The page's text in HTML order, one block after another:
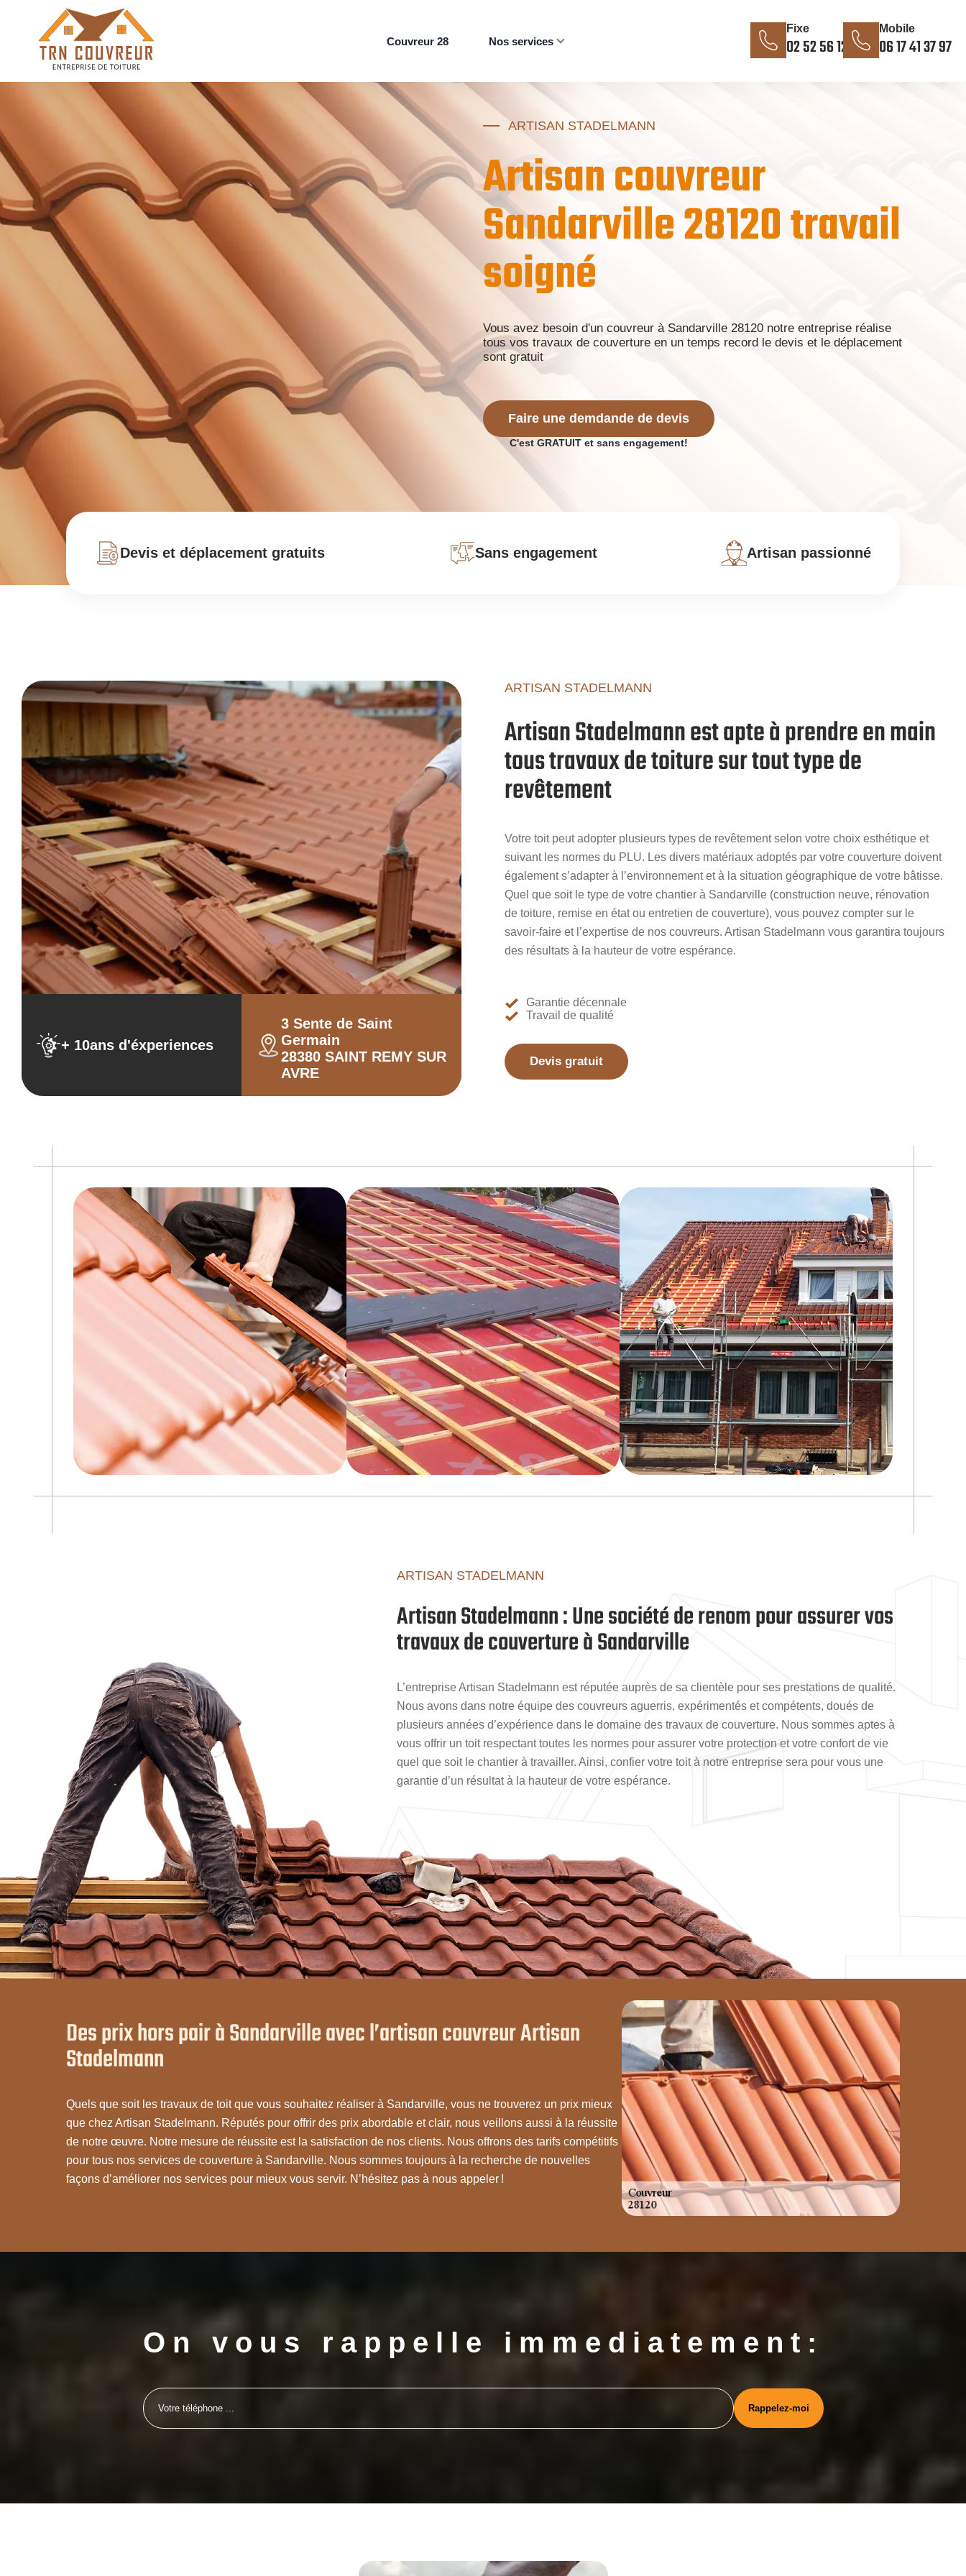
Couvreur 28 Nos services
Fixe
02 52 56 12 85
Mobile
06 17 41 37 97
ARTISAN STADELMANN
Artisan couvreur
Sandarville 28120 travail
soigné
Vous avez besoin d'un couvreur à Sandarville 28120 notre entreprise réalise
tous vos travaux de couverture en un temps record le devis et le déplacement
sont gratuit
Faire une demdande de devis
C'est GRATUIT et sans engagement!
Devis et déplacement gratuits Sans engagement Artisan passionné
+ 10ans d'éxperiences
3 Sente de Saint
Germain
28380 SAINT REMY SUR
AVRE
ARTISAN STADELMANN
Artisan Stadelmann est apte à prendre en main
tous travaux de toiture sur tout type de
revêtement
Votre toit peut adopter plusieurs types de revêtement selon votre choix esthétique et
suivant les normes du PLU. Les divers matériaux adoptés par votre couverture doivent
également s’adapter à l’environnement et à la situation géographique de votre bâtisse.
Quel que soit le type de votre chantier à Sandarville (construction neuve, rénovation
de toiture, remise en état ou entretien de couverture), vous pouvez compter sur le
savoir-faire et l’expertise de nos couvreurs. Artisan Stadelmann vous garantira toujours
des résultats à la hauteur de votre espérance.
Garantie décennale
Travail de qualité
Devis gratuit
ARTISAN STADELMANN
Artisan Stadelmann : Une société de renom pour assurer vos
travaux de couverture à Sandarville
L’entreprise Artisan Stadelmann est réputée auprès de sa clientèle pour ses prestations de qualité.
Nous avons dans notre équipe des couvreurs aguerris, expérimentés et compétents, doués de
plusieurs années d’expérience dans le domaine des travaux de couverture. Nous sommes aptes à
vous offrir un toit respectant toutes les normes pour assurer votre protection et votre confort de vie
quel que soit le chantier à travailler. Ainsi, confier votre toit à notre entreprise sera pour vous une
garantie d’un résultat à la hauteur de votre espérance.
Des prix hors pair à Sandarville avec l’artisan couvreur Artisan
Stadelmann
Quels que soit les travaux de toit que vous souhaitez réaliser à Sandarville, vous ne trouverez un prix mieux
que chez Artisan Stadelmann. Réputés pour offrir des prix abordable et clair, nous veillons aussi à la réussite
de notre œuvre. Notre mesure de réussite est la satisfaction de nos clients. Nous offrons des tarifs compétitifs
pour tous nos services de couverture à Sandarville. Nous sommes toujours à la recherche de nouvelles
façons d’améliorer nos services pour mieux vous servir. N’hésitez pas à nous appeler !
On vous rappelle immediatement: